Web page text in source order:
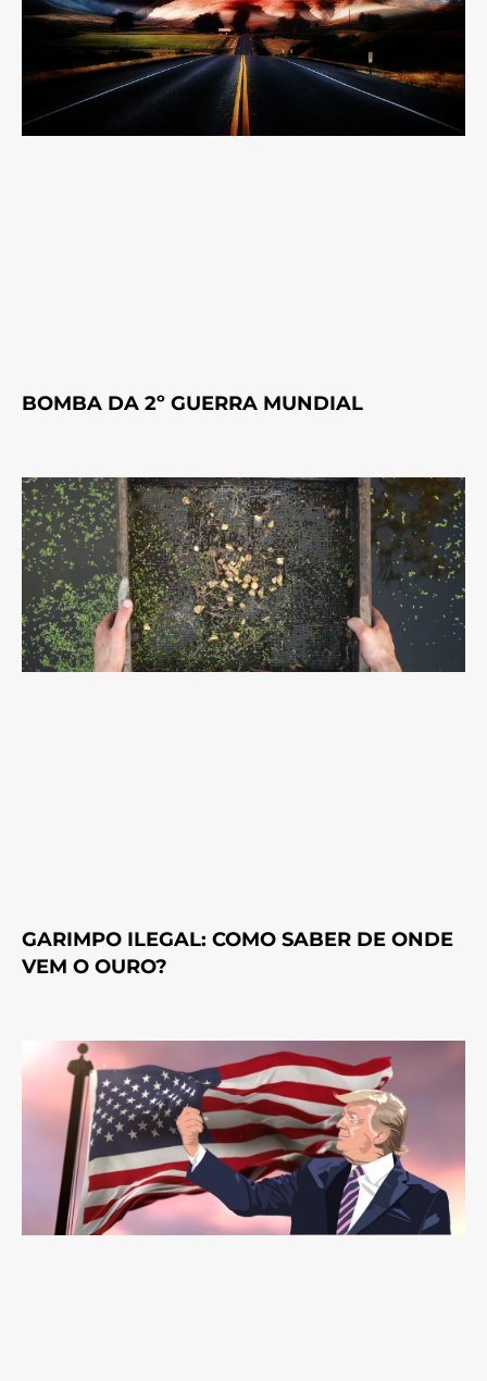
BOMBA DA 2º GUERRA MUNDIAL
GARIMPO ILEGAL: COMO SABER DE ONDE
VEM O OURO?